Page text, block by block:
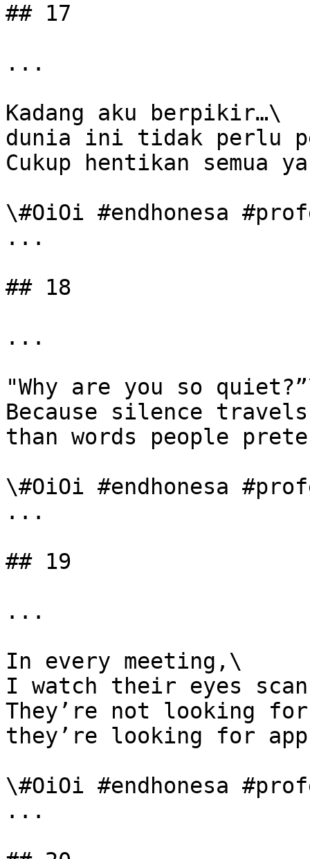
## 17
...
Kadang aku berpikir…\
dunia ini tidak perlu
Cukup hentikan semua
\#OiOi #endhonesa
...
## 18
...
"Why are you so
Because silence
than words people
\#OiOi #endhonesa
...
## 19
...
In every meeting,\
I watch their eyes
They’re not looking for
they’re looking for
\#OiOi #endhonesa
...